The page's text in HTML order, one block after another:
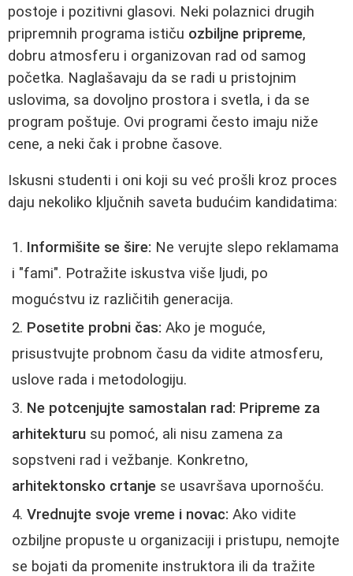
postoje i pozitivni glasovi. Neki polaznici drugih
pripremnih programa ističu ozbiljne pripreme,
dobru atmosferu i organizovan rad od samog
početka. Naglašavaju da se radi u pristojnim
uslovima, sa dovoljno prostora i svetla, i da se
program poštuje. Ovi programi često imaju niže
cene, a neki čak i probne časove.
Iskusni studenti i oni koji su već prošli kroz proces
daju nekoliko ključnih saveta budućim kandidatima:
Informišite se šire: Ne verujte slepo reklamama
i "fami". Potražite iskustva više ljudi, po
mogućstvu iz različitih generacija.
Posetite probni čas: Ako je moguće,
prisustvujte probnom času da vidite atmosferu,
uslove rada i metodologiju.
Ne potcenjujte samostalan rad: Pripreme za
arhitekturu su pomoć, ali nisu zamena za
sopstveni rad i vežbanje. Konkretno,
arhitektonsko crtanje se usavršava upornošću.
Vrednujte svoje vreme i novac: Ako vidite
ozbiljne propuste u organizaciji i pristupu, nemojte
se bojati da promenite instruktora ili da tražite